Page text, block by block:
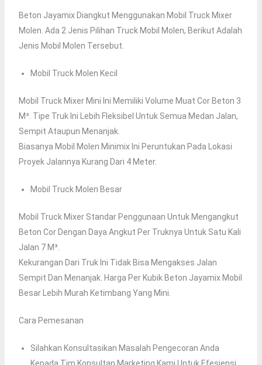
Beton Jayamix Diangkut Menggunakan Mobil Truck Mixer
Molen. Ada 2 Jenis Pilihan Truck Mobil Molen, Berikut Adalah
Jenis Mobil Molen Tersebut.
Mobil Truck Molen Kecil
Mobil Truck Mixer Mini Ini Memiliki Volume Muat Cor Beton 3
M³. Tipe Truk Ini Lebih Fleksibel Untuk Semua Medan Jalan,
Sempit Ataupun Menanjak.
Biasanya Mobil Molen Minimix Ini Peruntukan Pada Lokasi
Proyek Jalannya Kurang Dari 4 Meter.
Mobil Truck Molen Besar
Mobil Truck Mixer Standar Penggunaan Untuk Mengangkut
Beton Cor Dengan Daya Angkut Per Truknya Untuk Satu Kali
Jalan 7 M³.
Kekurangan Dari Truk Ini Tidak Bisa Mengakses Jalan
Sempit Dan Menanjak. Harga Per Kubik Beton Jayamix Mobil
Besar Lebih Murah Ketimbang Yang Mini.
Cara Pemesanan
Silahkan Konsultasikan Masalah Pengecoran Anda